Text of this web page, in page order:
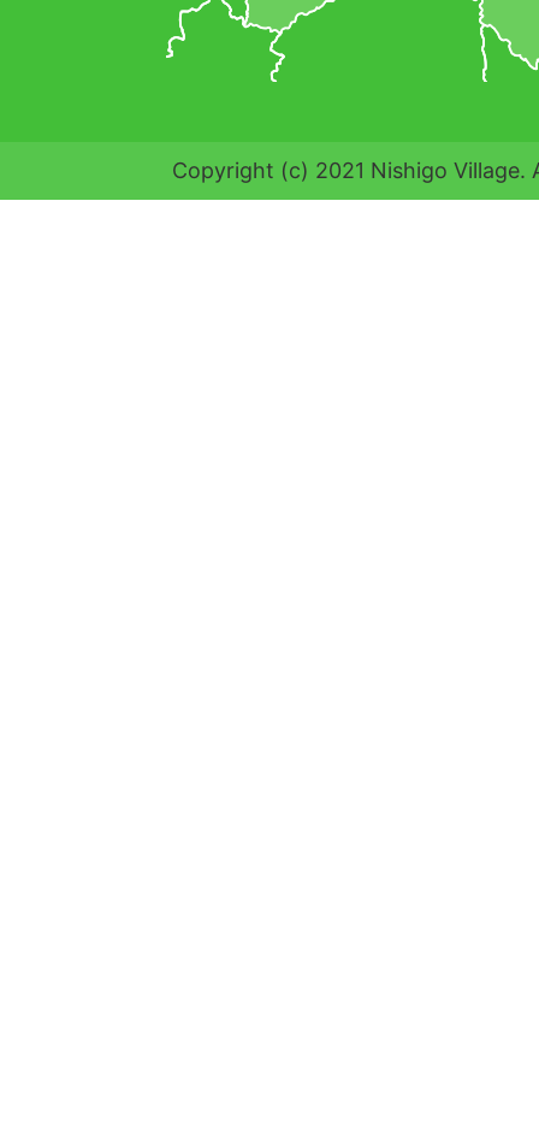
Copyright (c) 2021 Nishigo Village.